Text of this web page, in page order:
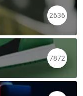
2636
7872